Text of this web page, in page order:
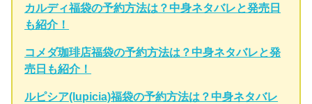
カルディ福袋の予約方法は？中身ネタバレと発売日
も紹介！
コメダ珈琲店福袋の予約方法は？中身ネタバレと発
売日も紹介！
ルピシア(lupicia)福袋の予約方法は？中身ネタバレ